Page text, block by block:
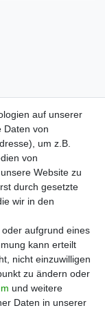
gesichert
auf unserer
Daten von
um z.B.
von
Website zu
durch gesetzte
wir in den
aufgrund eines
kann erteilt
nicht einzuwilligen
zu ändern oder
und weitere
Daten in unserer